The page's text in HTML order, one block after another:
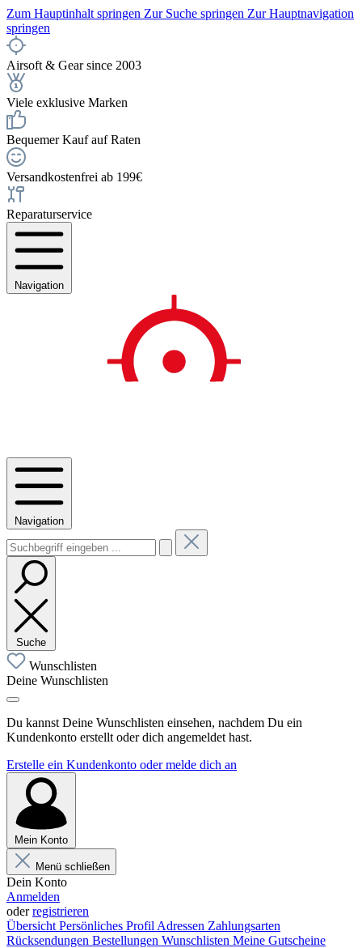
Zum Hauptinhalt springen Zur Suche springen Zur Hauptnavigation
springen
Airsoft & Gear since 2003
Viele exklusive Marken
Bequemer Kauf auf Raten
Versandkostenfrei ab 199€
Reparaturservice
Navigation
Navigation
Suche
Wunschlisten
Deine Wunschlisten
Du kannst Deine Wunschlisten einsehen, nachdem Du ein
Kundenkonto erstellt oder dich angemeldet hast.
Erstelle ein Kundenkonto oder melde dich an
Mein Konto
Menü schließen
Dein Konto
Anmelden
oderregistrieren
Übersicht Persönliches Profil Adressen Zahlungsarten
Rücksendungen Bestellungen Wunschlisten Meine Gutscheine